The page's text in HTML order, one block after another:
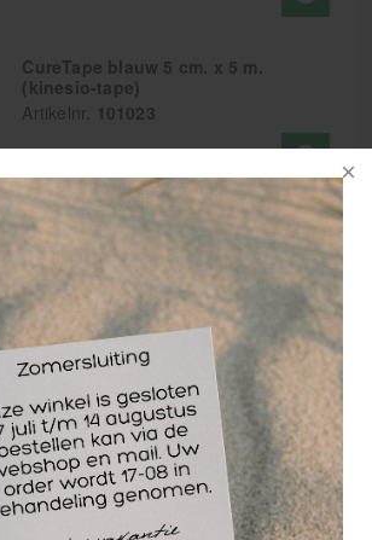
CureTape blauw 5 cm. x 5 m.
(kinesio-tape)
Artikelnr. 101023
CureTape oranje 5 cm. x 5 m.
(kinesio-tape)
Artikelnr.101035
CureTape geel 5 cm x 5 m.
(kinesio-tape)
Artikelnr.101057